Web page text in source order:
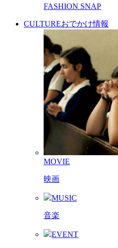
FASHION SNAP
CULTUREおでかけ情報
MOVIE
映画
MUSIC
音楽
EVENT